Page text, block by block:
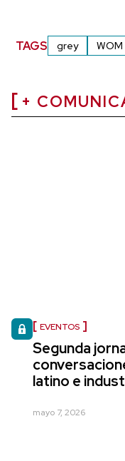
TAGS grey
+
EVENTOS
Segunda
latino e
mayo 7, 2026